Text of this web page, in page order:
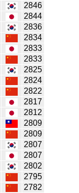
2846
2844
2836
2834
2833
2833
2825
2824
2822
2817
2812
2809
2809
2807
2807
2802
2795
2782